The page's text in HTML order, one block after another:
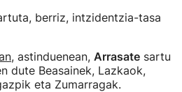
berriz, intzidentzia-tasa
, astinduenean, Arrasate sartu
dute Beasainek, Lazkaok,
eta Zumarragak.